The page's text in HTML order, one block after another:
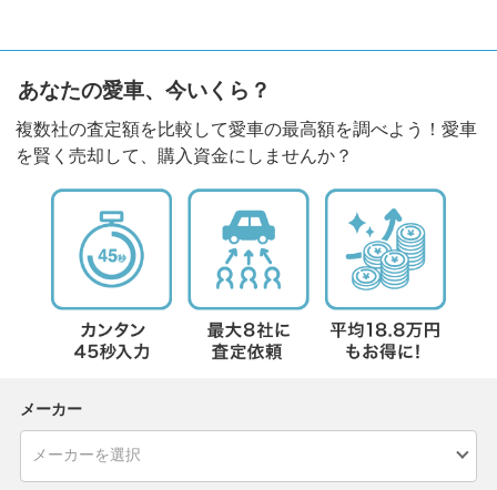
あなたの愛車、今いくら？
複数社の査定額を比較して愛車の最高額を調べよう！愛車
を賢く売却して、購入資金にしませんか？
メーカー